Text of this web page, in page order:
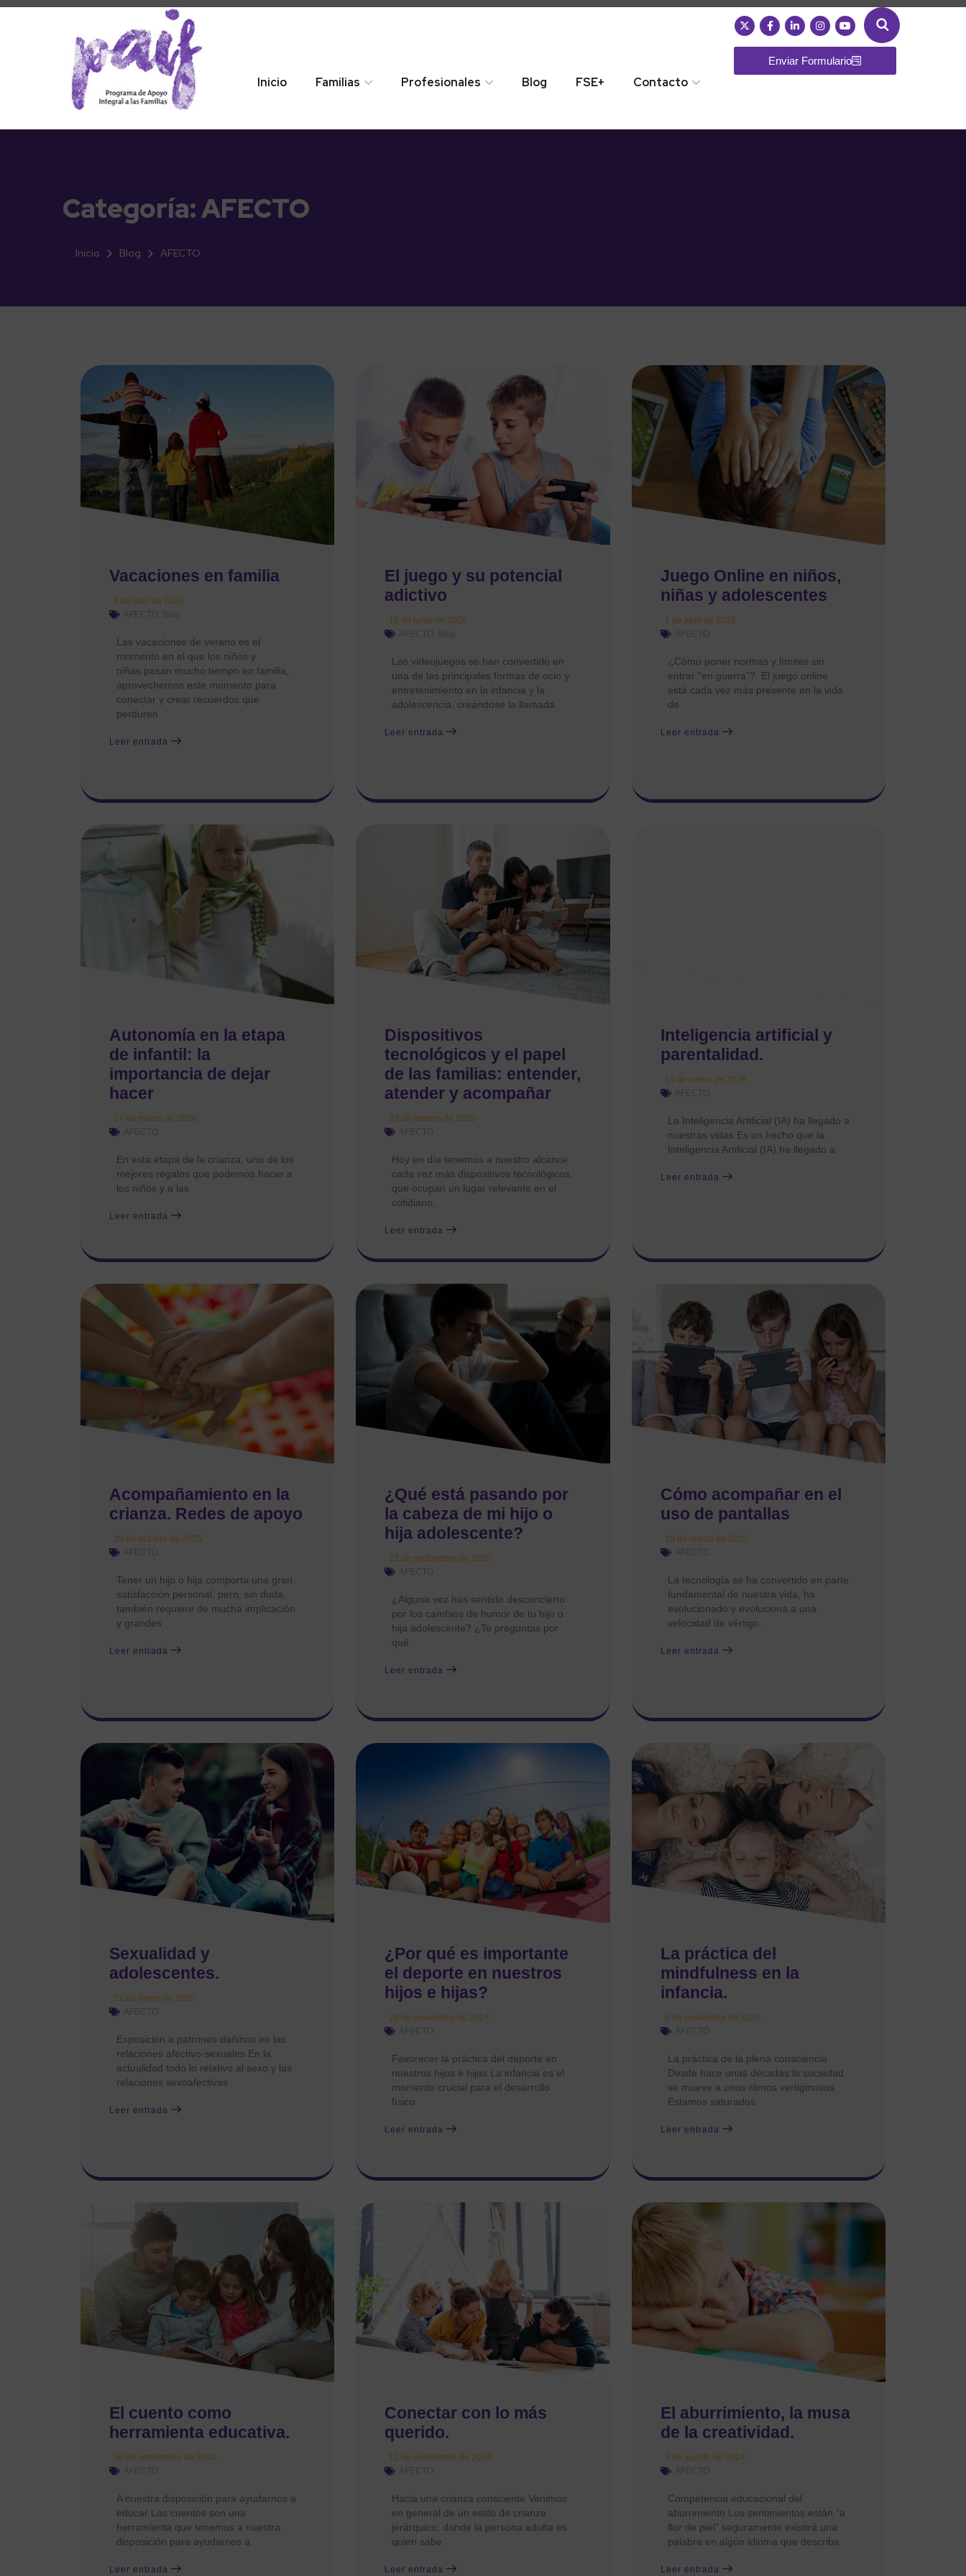
Inicio Familias Profesionales Blog FSE+ Contacto
Enviar Formulario
Categoría:AFECTO
Inicio Blog AFECTO
Vacaciones en familia
1 de julio de 2026
Las vacaciones de verano es el
momento en el que los niños y
niñas pasan mucho tiempo en familia,
aprovechemos este momento para
conectar y crear recuerdos que
perduren
Leer entrada
El juego y su potencial
adictivo
15 de junio de 2026
Los videojuegos se han convertido en
una de las principales formas de ocio y
entretenimiento en la infancia y la
adolescencia, creándose la llamada
Leer entrada
Juego Online en niños,
niñas y adolescentes
1 de abril de 2026
¿Cómo poner normas y límites sin
entrar “en guerra”? El juego online
está cada vez más presente en la vida
de
Leer entrada
Autonomía en la etapa
de infantil: la
importancia de dejar
hacer
17 de marzo de 2026
En esta etapa de la crianza, uno de los
mejores regalos que podemos hacer a
los niños y a las
Leer entrada
Dispositivos
tecnológicos y el papel
de las familias: entender,
atender y acompañar
23 de febrero de 2026
Hoy en día tenemos a nuestro alcance
cada vez más dispositivos tecnológicos,
que ocupan un lugar relevante en el
cotidiano,
Leer entrada
Inteligencia artificial y
parentalidad.
14 de enero de 2026
La Inteligencia Artificial (IA) ha llegado a
nuestras vidas Es un hecho que la
Inteligencia Artificial (IA) ha llegado a
Leer entrada
Acompañamiento en la
crianza. Redes de apoyo
28 de octubre de 2025
Tener un hijo o hija comporta una gran
satisfacción personal, pero, sin duda,
también requiere de mucha implicación
y grandes
Leer entrada
¿Qué está pasando por
la cabeza de mi hijo o
hija adolescente?
22 de septiembre de 2025
¿Alguna vez has sentido desconcierto
por los cambios de humor de tu hijo o
hija adolescente? ¿Te preguntas por
qué
Leer entrada
Cómo acompañar en el
uso de pantallas
10 de marzo de 2025
La tecnología se ha convertido en parte
fundamental de nuestra vida, ha
evolucionado y evoluciona a una
velocidad de vértigo.
Leer entrada
Sexualidad y
adolescentes.
21 de enero de 2025
Exposición a patrones dañinos en las
relaciones afectivo-sexuales En la
actualidad todo lo relativo al sexo y las
relaciones sexoafectivas
Leer entrada
¿Por qué es importante
el deporte en nuestros
hijos e hijas?
29 de noviembre de 2024
Favorecer la práctica del deporte en
nuestros hijos e hijas La infancia es el
momento crucial para el desarrollo
físico
Leer entrada
La práctica del
mindfulness en la
infancia.
6 de noviembre de 2024
La práctica de la plena consciencia
Desde hace unas décadas la sociedad
se mueve a unos ritmos vertiginosos.
Estamos saturados
Leer entrada
El cuento como
herramienta educativa.
30 de septiembre de 2024
A nuestra disposición para ayudarnos a
educar Los cuentos son una
herramienta que tenemos a nuestra
disposición para ayudarnos a
Leer entrada
Conectar con lo más
querido.
12 de septiembre de 2024
Hacia una crianza consciente Venimos
en general de un estilo de crianza
jerárquico, donde la persona adulta es
quien sabe
Leer entrada
El aburrimiento, la musa
de la creatividad.
9 de agosto de 2024
Competencia educacional del
aburrimiento Los sentimientos están “a
flor de piel” seguramente existirá una
palabra en algún idioma que describa
Leer entrada